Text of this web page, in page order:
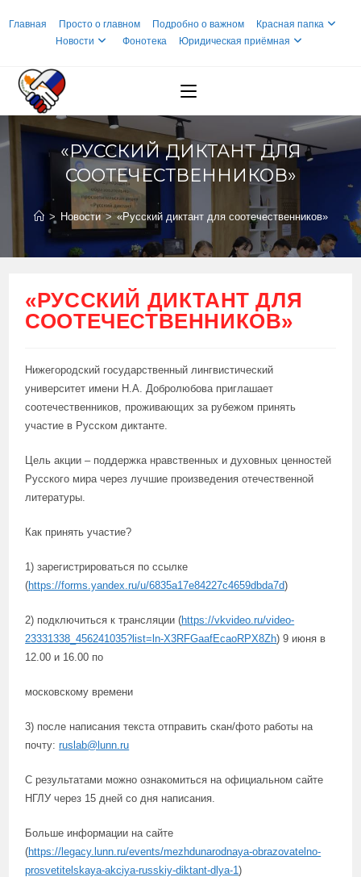
Главная Просто о главном Подробно о важном
Красная папка
Новости
Фонотека Юридическая приёмная
«РУССКИЙ ДИКТАНТ ДЛЯ
СООТЕЧЕСТВЕННИКОВ»
> Новости > «Русский диктант для соотечественников»
«РУССКИЙ ДИКТАНТ ДЛЯ
СООТЕЧЕСТВЕННИКОВ»
Нижегородский государственный лингвистический
университет имени Н.А. Добролюбова приглашает
соотечественников, проживающих за рубежом принять
участие в Русском диктанте.
Цель акции – поддержка нравственных и духовных ценностей
Русского мира через лучшие произведения отечественной
литературы.
Как принять участие?
1) зарегистрироваться по ссылке
(https://forms.yandex.ru/u/6835a17e84227c4659dbda7d)
2) подключиться к трансляции (https://vkvideo.ru/video-
23331338_456241035?list=ln-X3RFGaafEcaoRPX8Zh) 9 июня в
12.00 и 16.00 по
московскому времени
3) после написания текста отправить скан/фото работы на
почту:ruslab@lunn.ru
С результатами можно ознакомиться на официальном сайте
НГЛУ через 15 дней со дня написания.
Больше информации на сайте
(https://legacy.lunn.ru/events/mezhdunarodnaya-obrazovatelno-
prosvetitelskaya-akciya-russkiy-diktant-dlya-1)